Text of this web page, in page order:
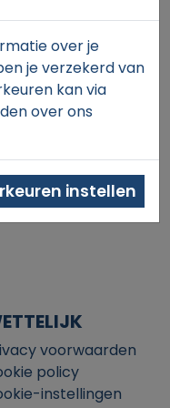
voorwaarden
policy
instellingen
over je
je verzekerd van
kan via
over ons
instellen